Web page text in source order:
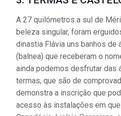
A 27 quilómetros a sul de
beleza singular, foram
dinastia Flávia uns banhos de
(balnea) que receberam o
ainda podemos desfrutar das
termas, que são de
demonstra a inscrição que
acesso às instalações em